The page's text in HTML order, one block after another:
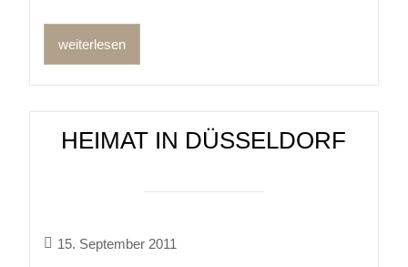
weiterlesen
HEIMAT IN DÜSSELDORF
15. September 2011